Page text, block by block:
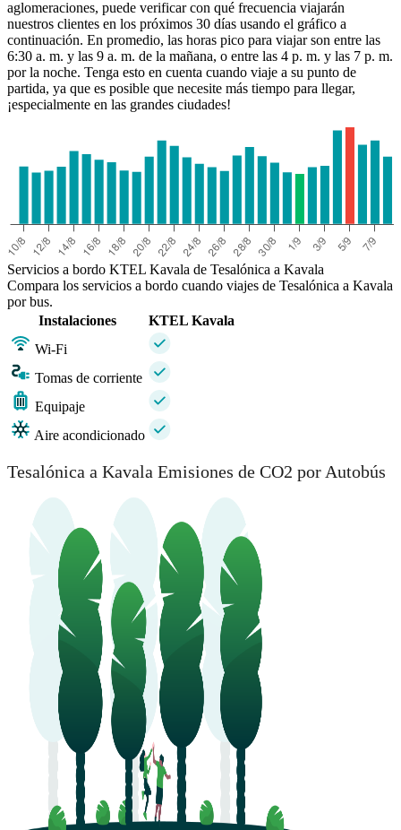
aglomeraciones, puede verificar con qué frecuencia viajarán
nuestros clientes en los próximos 30 días usando el gráfico a
continuación. En promedio, las horas pico para viajar son entre las
6:30 a. m. y las 9 a. m. de la mañana, o entre las 4 p. m. y las 7 p. m.
por la noche. Tenga esto en cuenta cuando viaje a su punto de
partida, ya que es posible que necesite más tiempo para llegar,
¡especialmente en las grandes ciudades!
Servicios a bordo KTEL Kavala de Tesalónica a Kavala
Compara los servicios a bordo cuando viajes de Tesalónica a Kavala
por bus.
Instalaciones
KTEL Kavala
Wi-Fi
Tomas de corriente
Equipaje
Aire acondicionado
Tesalónica a Kavala Emisiones de CO2 por Autobús